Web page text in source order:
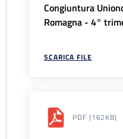
Congiuntura
Romagna - 4°
SCARICA FILE
PDF (162KB)